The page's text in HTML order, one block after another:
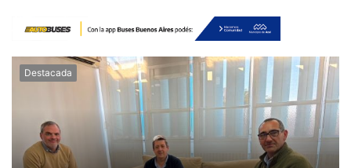
Destacada